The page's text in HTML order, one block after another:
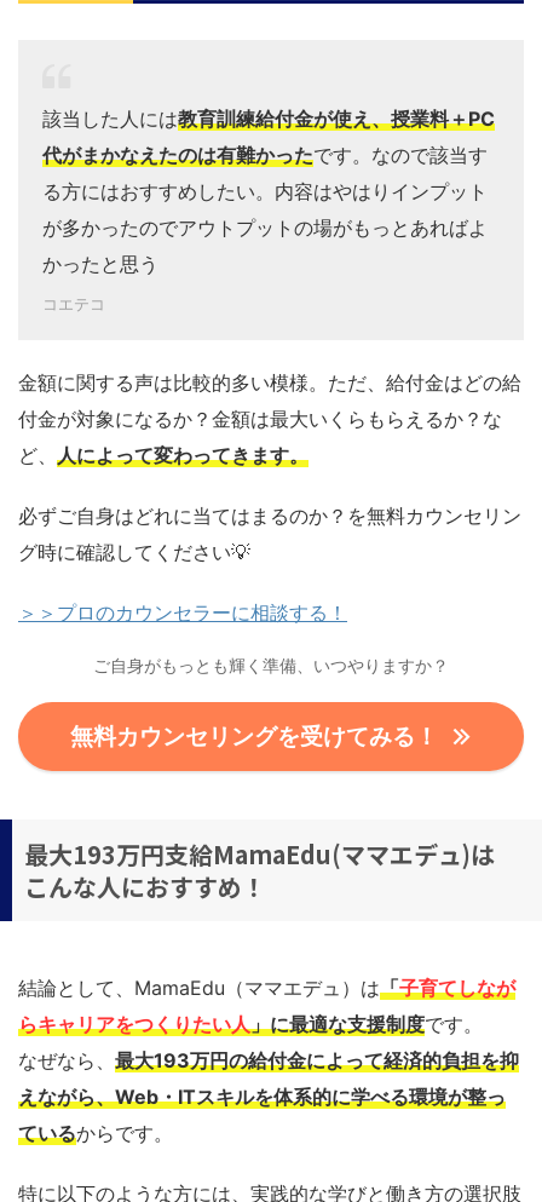
該当した人には教育訓練給付金が使え、授業料＋PC
代がまかなえたのは有難かったです。なので該当す
る方にはおすすめしたい。内容はやはりインプット
が多かったのでアウトプットの場がもっとあればよ
かったと思う
コエテコ
金額に関する声は比較的多い模様。ただ、給付金はどの給
付金が対象になるか？金額は最大いくらもらえるか？な
ど、 人によって変わってきます。
必ずご自身はどれに当てはまるのか？を無料カウンセリン
グ時に確認してください💡
＞＞プロのカウンセラーに相談する！
ご自身がもっとも輝く準備、いつやりますか？
無料カウンセリングを受けてみる！
最大193万円支給MamaEdu(ママエデュ)は
こんな人におすすめ！
結論として、MamaEdu（ママエデュ）は「子育てしなが
らキャリアをつくりたい人」に最適な支援制度です。
なぜなら、 最大193万円の給付金によって経済的負担を抑
えながら、Web・ITスキルを体系的に学べる環境が整っ
ているからです。
特に以下のような方には、実践的な学びと働き方の選択肢